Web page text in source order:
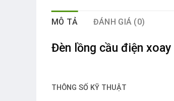
MÔ TẢ ĐÁNH GIÁ (0)
Đèn lồng cầu điện xoay
THÔNG SỐ KỸ THUẬT